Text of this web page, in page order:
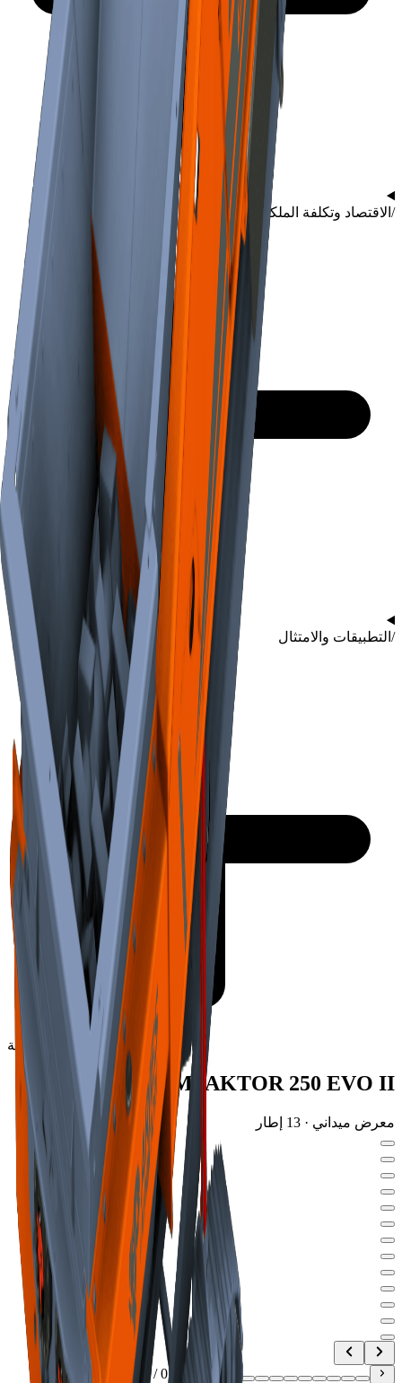
/ الاقتصاد وتكلفة الملكية
/ التطبيقات والامتثال
السلسلة العالمية
IMPAKTOR 250 EVO II
معرض ميداني · 13 إطار
01
/
]